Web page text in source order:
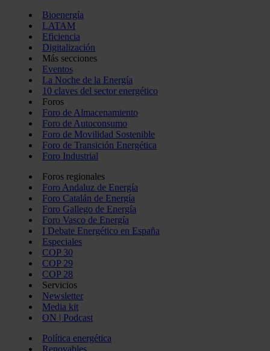
Bioenergía
LATAM
Eficiencia
Digitalización
Más secciones
Eventos
La Noche de la Energía
10 claves del sector energético
Foros
Foro de Almacenamiento
Foro de Autoconsumo
Foro de Movilidad Sostenible
Foro de Transición Energética
Foro Industrial
Foros regionales
Foro Andaluz de Energía
Foro Catalán de Energía
Foro Gallego de Energía
Foro Vasco de Energía
I Debate Energético en España
Especiales
COP 30
COP 29
COP 28
Servicios
Newsletter
Media kit
ON | Podcast
Política energética
Renovables